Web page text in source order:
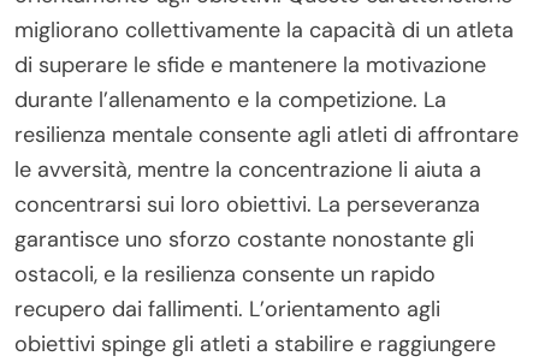
migliorano collettivamente la capacità di un atleta
di superare le sfide e mantenere la motivazione
durante l’allenamento e la competizione. La
resilienza mentale consente agli atleti di affrontare
le avversità, mentre la concentrazione li aiuta a
concentrarsi sui loro obiettivi. La perseveranza
garantisce uno sforzo costante nonostante gli
ostacoli, e la resilienza consente un rapido
recupero dai fallimenti. L’orientamento agli
obiettivi spinge gli atleti a stabilire e raggiungere